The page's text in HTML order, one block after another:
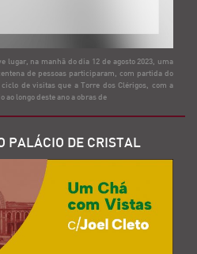
lugar, na manhã do dia 12 de agosto 2023, uma
de pessoas participaram, com partida do
de visitas que a Torre dos Clérigos, com a
ao longo deste ano a obras de
PALÁCIO DE CRISTAL